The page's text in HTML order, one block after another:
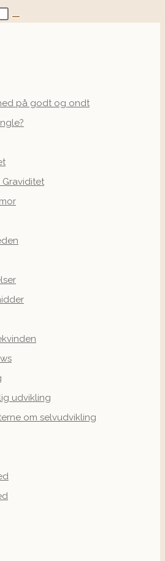
på godt og ondt
Graviditet
udvikling
om selvudvikling